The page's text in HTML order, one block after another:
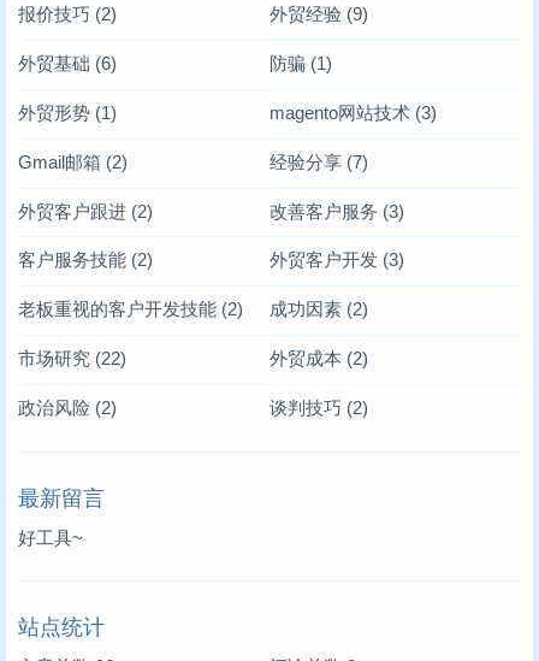
报价技巧 (2) 外贸经验 (9)
外贸基础 (6) 防骗 (1)
外贸形势 (1) magento网站技术 (3)
Gmail邮箱 (2) 经验分享 (7)
外贸客户跟进 (2) 改善客户服务 (3)
客户服务技能 (2) 外贸客户开发 (3)
老板重视的客户开发技能 (2) 成功因素 (2)
市场研究 (22) 外贸成本 (2)
政治风险 (2) 谈判技巧 (2)
最新留言
好工具~
站点统计